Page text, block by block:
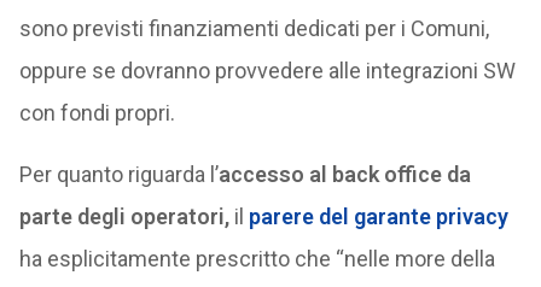
sono previsti finanziamenti dedicati per i Comuni,
oppure se dovranno provvedere alle integrazioni SW
con fondi propri.
Per quanto riguarda l’accesso al back office da
parte degli operatori, il parere del garante privacy
ha esplicitamente prescritto che “nelle more della